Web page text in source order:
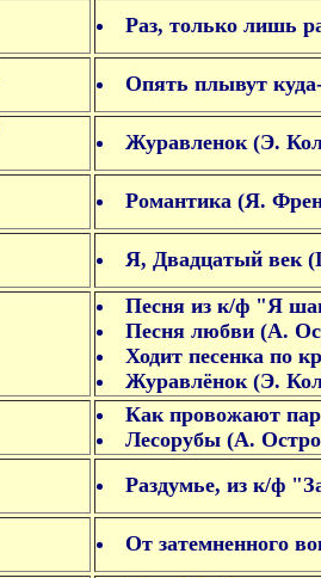
Раз, только лишь
Опять плывут
Журавленок (Э.
Романтика (Я.
Я, Двадцатый век
Песня из к/ф "Я
Песня любви (А.
Ходит песенка по
Журавлёнок (Э.
Как провожают
Лесорубы (А.
Раздумье, из к/ф
От затемненного